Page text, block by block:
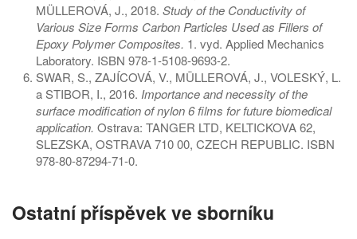
MÜLLEROVÁ, J., 2018. Study of the Conductivity of
Various Size Forms Carbon Particles Used as Fillers of
Epoxy Polymer Composites. 1. vyd. Applied Mechanics
Laboratory. ISBN 978-1-5108-9693-2.
SWAR, S., ZAJÍCOVÁ, V., MÜLLEROVÁ, J., VOLESKÝ, L.
a STIBOR, I., 2016. Importance and necessity of the
surface modification of nylon 6 films for future biomedical
application. Ostrava: TANGER LTD, KELTICKOVA 62,
SLEZSKA, OSTRAVA 710 00, CZECH REPUBLIC. ISBN
978-80-87294-71-0.
Ostatní příspěvek ve sborníku